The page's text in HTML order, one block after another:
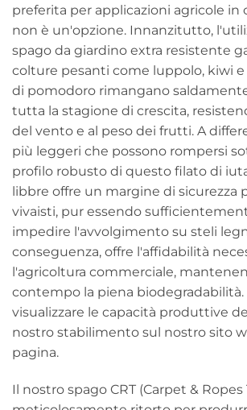
preferita per applicazioni agricole in
non è un'opzione. Innanzitutto,
spago da giardino extra resistente
colture pesanti come luppolo, kiwi
di pomodoro rimangano
tutta la stagione di crescita,
del vento e al peso dei frutti. A
più leggeri che possono rompersi
profilo robusto di questo filato di
libbre offre un margine di sicurezza
vivaisti, pur essendo
impedire l'avvolgimento su steli
conseguenza, offre l'affidabilità
l'agricoltura commerciale,
contempo la piena biodegradabilità.
visualizzare le capacità produttive
nostro stabilimento sul nostro sito
pagina.
Il nostro spago CRT (Carpet & Ropes